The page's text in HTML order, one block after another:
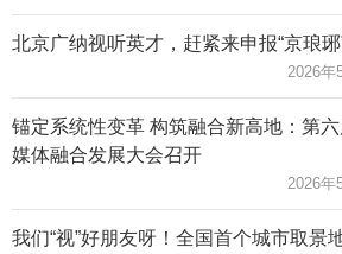
北京广纳视听英才，赶紧来申报“京琅琊
2026年
锚定系统性变革 构筑融合新高地：第
媒体融合发展大会召开
2026年
我们“视”好朋友呀！全国首个城市取景